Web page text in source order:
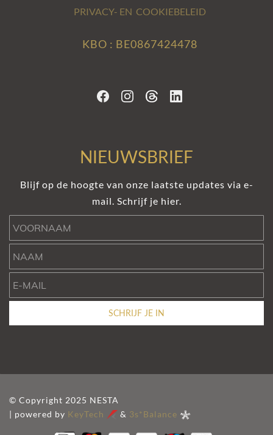
PRIVACY- EN COOKIEBELEID
KBO : BE0867424478
NIEUWSBRIEF
Blijf op de hoogte van onze laatste updates via e-
mail. Schrijf je hier.
SCHRIJF JE IN
© Copyright 2025 NESTA
| powered by KeyTech & 3s*Balance